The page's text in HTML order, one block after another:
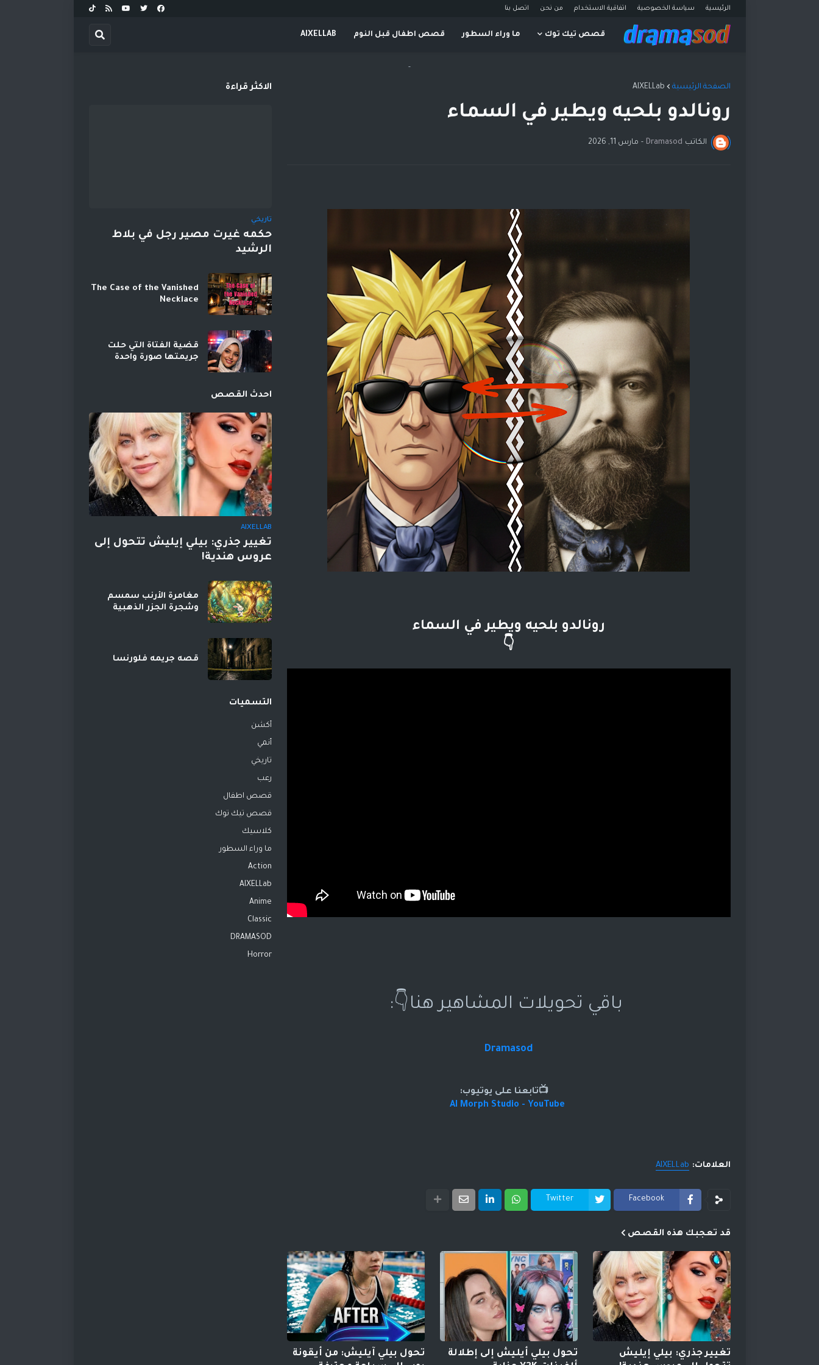
الرئيسية سياسة الخصوصية اتفاقية الاستخدام من نحن اتصل بنا
قصص تيك توك ما وراء السطور قصص اطفال قبل النوم AIXELLAB
-
الصفحة الرئيسية AIXELLab
رونالدو بلحيه ويطير في السماء
الكاتب Dramasod
- مارس 11, 2026
رونالدو بلحيه ويطير في السماء
👇
باقي تحويلات المشاهير هنا👇:
Dramasod
📺تابعنا على يوتيوب:
AI Morph Studio - YouTube
العلامات: AIXELLab
Facebook
Twitter
قد تعجبك هذه القصص
تغيير جذري: بيلي إيليش
تحول بيلي أيليش إلى إطلالة
تحول بيلي آيليش: من أيقونة
الاكثر قراءة
تاريخي
حكمه غيرت مصير رجل في بلاط
الرشيد
The Case of the Vanished
Necklace
قضية الفتاة التي حلت
جريمتها صورة واحدة
احدث القصص
AIXELLAB
تغيير جذري: بيلي إيليش تتحول إلى
عروس هندية!
مغامرة الأرنب سمسم
وشجرة الجزر الذهبية
قصه جريمه فلورنسا
التسميات
أكشن
أنمي
تاريخي
رعب
قصص اطفال
قصص تيك توك
كلاسيك
ما وراء السطور
Action
AIXELLab
Anime
Classic
DRAMASOD
Horror